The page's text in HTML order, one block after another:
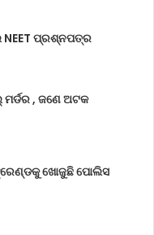
ପ୍ରଶ୍ନପତ୍ର
, ଜଣେ ଅଟକ
ଖୋଜୁଛି ପୋଲିସ